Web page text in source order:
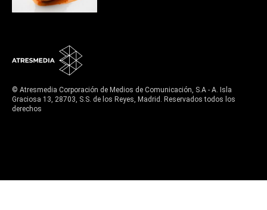
© Atresmedia Corporación de Medios de Comunicación, S.A - A. Isla
Graciosa 13, 28703, S.S. de los Reyes, Madrid. Reservados todos los
derechos